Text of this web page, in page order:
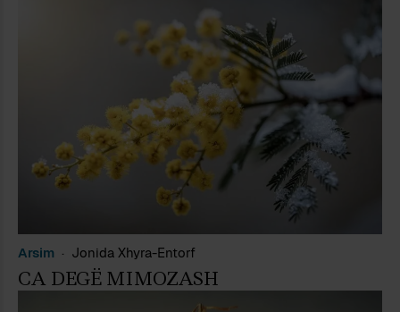
Arsim Jonida Xhyra-Entorf
CA DEGË MIMOZASH